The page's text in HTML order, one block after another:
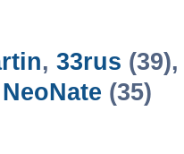
, 33rus
NeoNate (35)